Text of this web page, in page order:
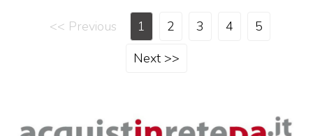
<< Previous 1 2 3 4
5
Next >>